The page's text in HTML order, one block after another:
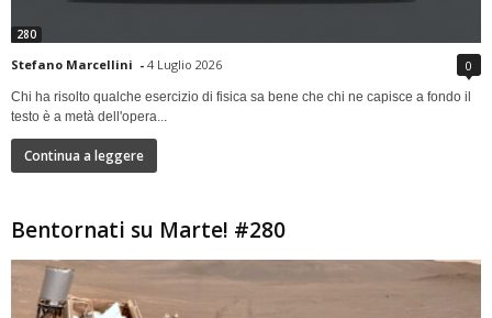
280
Stefano Marcellini - 4 Luglio 2026 0
Chi ha risolto qualche esercizio di fisica sa bene che chi ne capisce a fondo il
testo è a metà dell'opera...
Continua a leggere
Bentornati su Marte! #280